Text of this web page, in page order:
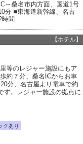
～桑名市内方面、国道1号
分 ■東海道新幹線、名古
間
【ホテル】
等のレジャー施設にもア
７分、桑名ICからお車
分、名古屋より電車で約
。レジャー施設の拠点に
クあり